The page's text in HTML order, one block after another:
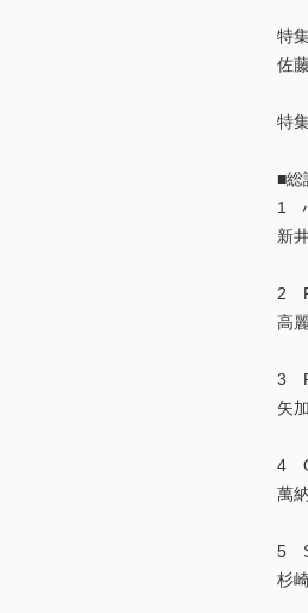
特
佐
特
■総
1
新
2
高
3
矢
4
萬
5
杉